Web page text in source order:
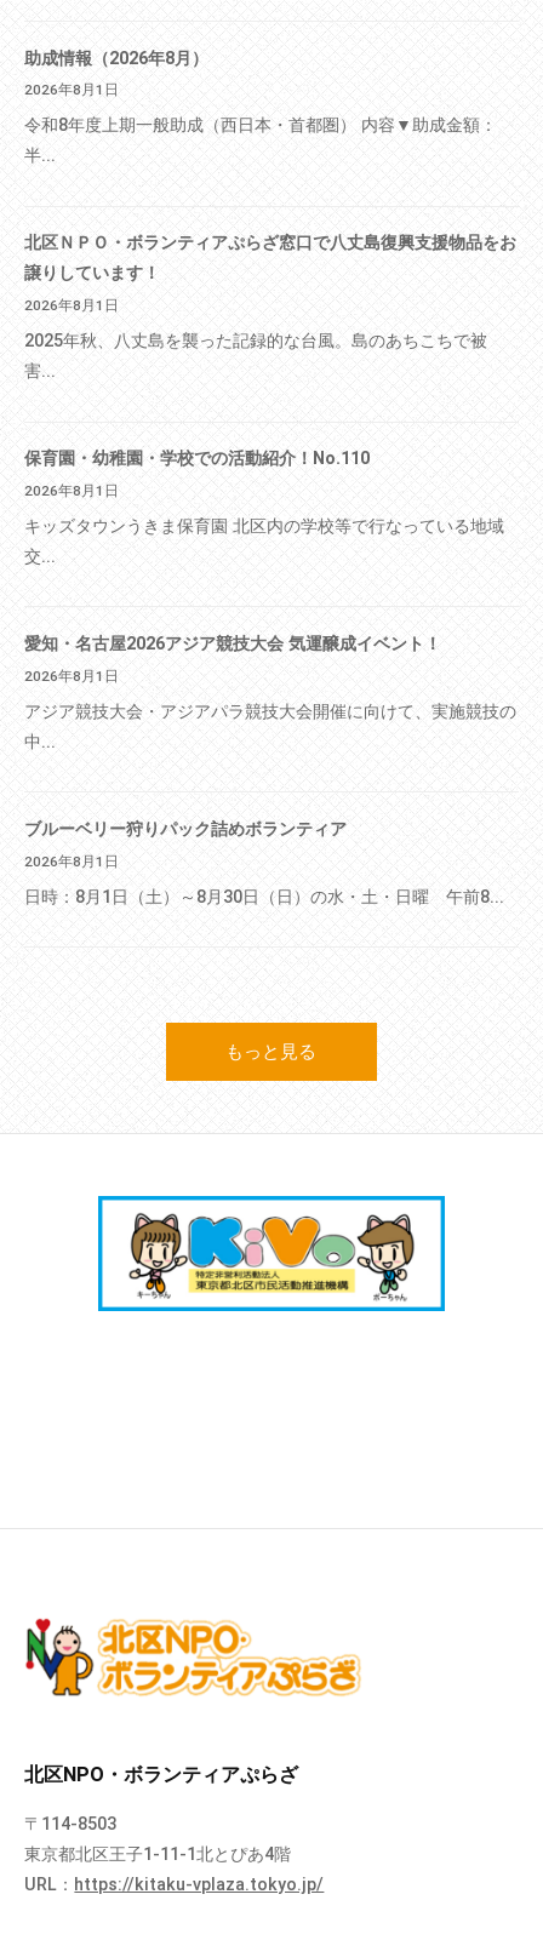
助成情報（2026年8月）
2026年8月1日
令和8年度上期一般助成（西日本・首都圏） 内容▼助成金額：
半...
北区ＮＰＯ・ボランティアぷらざ窓口で八丈島復興支援物品をお
譲りしています！
2026年8月1日
2025年秋、八丈島を襲った記録的な台風。島のあちこちで被
害...
保育園・幼稚園・学校での活動紹介！No.110
2026年8月1日
キッズタウンうきま保育園 北区内の学校等で行なっている地域
交...
愛知・名古屋2026アジア競技大会 気運醸成イベント！
2026年8月1日
アジア競技大会・アジアパラ競技大会開催に向けて、実施競技の
中...
ブルーベリー狩りパック詰めボランティア
2026年8月1日
日時：8月1日（土）～8月30日（日）の水・土・日曜 午前8...
もっと見る
北区NPO・ボランティアぷらざ
〒114-8503
東京都北区王子1-11-1北とぴあ4階
URL： https://kitaku-vplaza.tokyo.jp/